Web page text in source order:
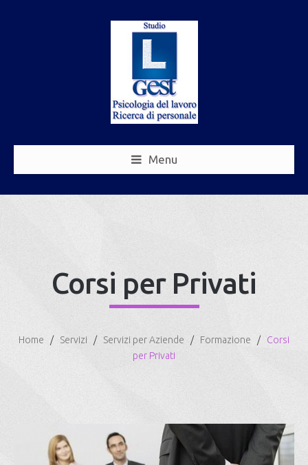
Menu
Corsi per Privati
Home Servizi Servizi per Aziende Formazione
Corsi
per Privati